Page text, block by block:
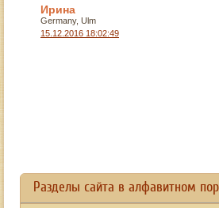
Ирина
Germany, Ulm
15.12.2016 18:02:49
Разделы сайта в алфавитном